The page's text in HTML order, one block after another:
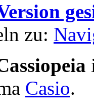
zu:
Casio.